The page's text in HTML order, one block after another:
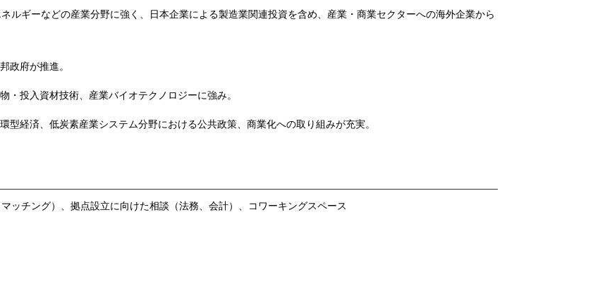
ルギーなどの産業分野に強く、日本企業による製造業関連投資を含め、産業・商業セクターへの海外企業から
政府が推進。
・投入資材技術、産業バイオテクノロジーに強み。
型経済、低炭素産業システム分野における公共政策、商業化への取り組みが充実。
ッチング）、拠点設立に向けた相談（法務、会計）、コワーキングスペース